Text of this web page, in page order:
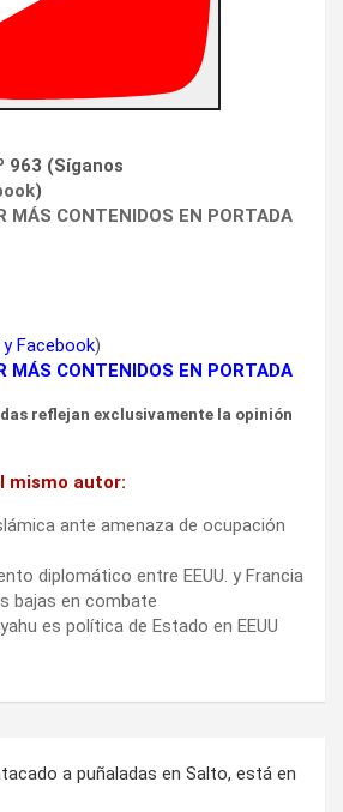
963 (Síganos
)
MÁS CONTENIDOS EN PORTADA
yFacebook)
MÁS CONTENIDOS EN PORTADA
reflejan exclusivamente la opinión
mismo autor:
ante amenaza de ocupación
diplomático entre EEUU. y Francia
bajas en combate
es política de Estado en EEUU
a puñaladas en Salto, está en